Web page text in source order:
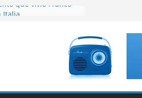
que vivió Franco
Italia
país tras los viajes a
fecha del
a reconocidos